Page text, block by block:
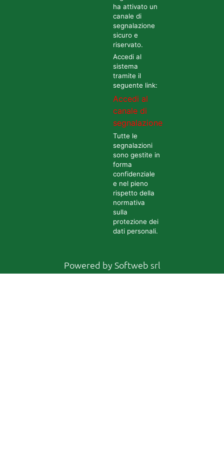
ha attivato un
canale di
segnalazione
sicuro e
riservato.
Accedi al
sistema
tramite il
seguente link:
Accedi al
canale di
segnalazione
Tutte le
segnalazioni
sono gestite in
forma
confidenziale
e nel pieno
rispetto della
normativa
sulla
protezione dei
dati personali.
Powered by Softweb srl